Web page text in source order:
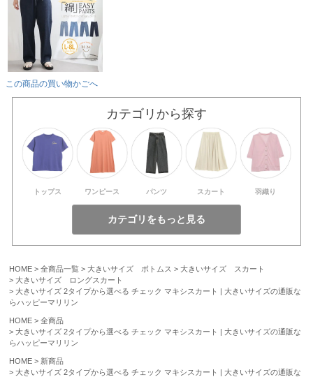
この商品の買い物かごへ
カテゴリから探す
トップス ワンピース パンツ スカート 羽織り
HOME 全商品一覧 大きいサイズ ボトムス
大きいサイズ スカート
大きいサイズ ロングスカート
大きいサイズ 2タイプから選べる チェック マキシスカート | 大きいサイズの通販な
らハッピーマリリン
HOME
全商品
大きいサイズ 2タイプから選べる チェック マキシスカート | 大きいサイズの通販な
らハッピーマリリン
HOME
新商品
大きいサイズ 2タイプから選べる チェック マキシスカート | 大きいサイズの通販な